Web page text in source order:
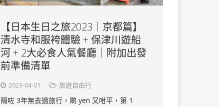
【日本生日之旅2023｜京都篇】
清水寺和服袴體驗 + 保津川遊船
河 + 2大必食人氣餐廳｜附加出發
前準備清單
2023-04-01 旅遊自由行
隔咗 3年無去過旅行，啲 yen 又咁平，第 1